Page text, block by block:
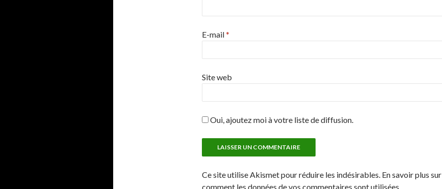
E-mail*
Site web
Oui, ajoutez moi à votre liste de diffusion.
Ce site utilise Akismet pour réduire les indésirables. En savoir plus sur
comment les données de vos commentaires sont utilisées.